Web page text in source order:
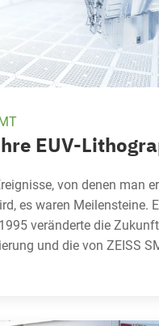
EUV-
von denen man
es waren Meilensteine.
veränderte die
und die von ZEISS